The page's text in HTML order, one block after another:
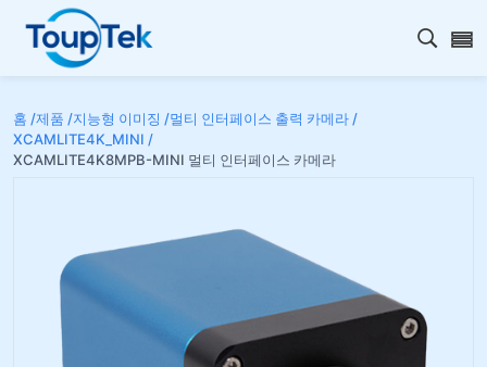
검색
홈 /제품 /지능형 이미징 /멀티 인터페이스 출력 카메라 /
XCAMLITE4K_MINI /
XCAMLITE4K8MPB-MINI 멀티 인터페이스 카메라